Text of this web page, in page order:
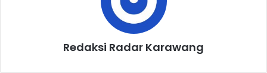
Redaksi Radar Karawang